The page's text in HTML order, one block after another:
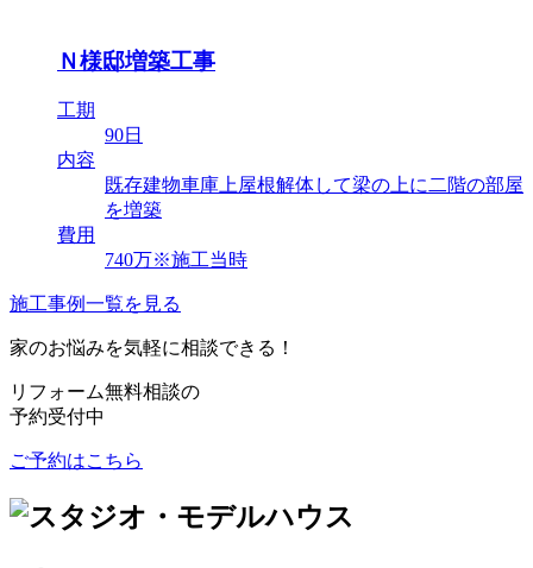
Ｎ様邸増築工事
工期
90日
内容
既存建物車庫上屋根解体して梁の上に二階の部屋
を増築
費用
740万※施工当時
施工事例一覧を見る
家のお悩みを気軽に相談できる！
リフォーム無料相談の
予約受付中
ご予約はこちら